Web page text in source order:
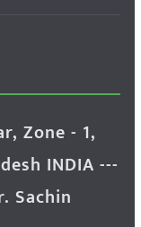
Zone - 1,
INDIA ---
Sachin